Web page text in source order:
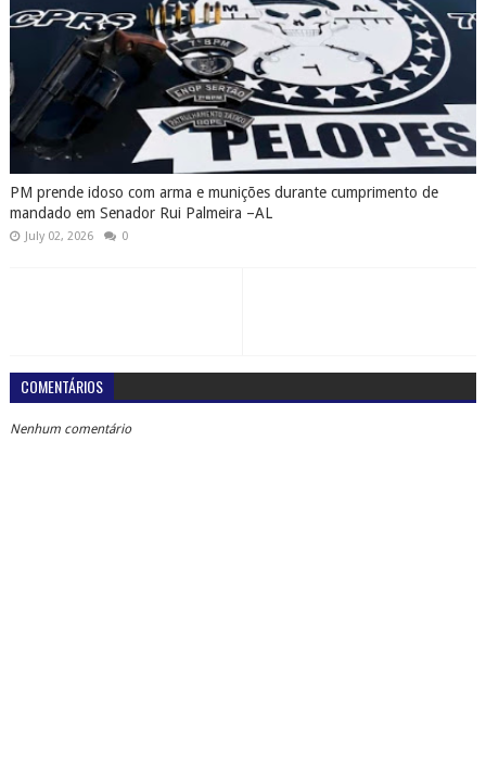
PM prende idoso com arma e munições durante cumprimento de
mandado em Senador Rui Palmeira –AL
July 02, 2026 0
COMENTÁRIOS
Nenhum comentário